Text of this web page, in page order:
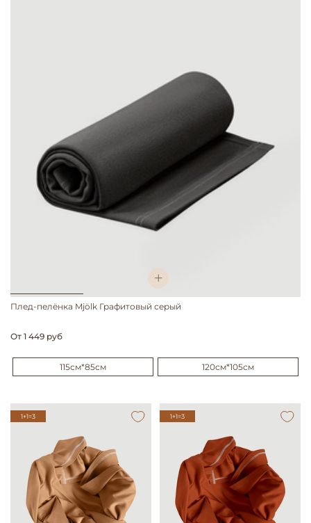
Плед-пелёнка Mjölk Графитовый серый
От 1 449 руб
115см*85см 120см*105см
1+1=3 1+1=3